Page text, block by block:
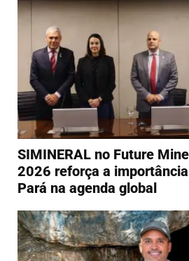
SIMINERAL no Future
2026 reforça a
Pará na agenda global